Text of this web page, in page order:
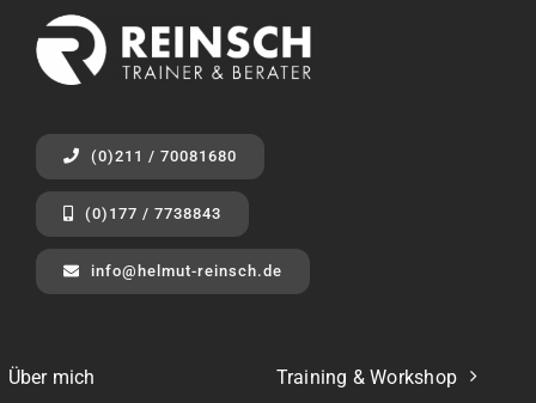
(0)211 / 70081680
(0)177 / 7738843
info@helmut-reinsch.de
Über mich Training & Workshop